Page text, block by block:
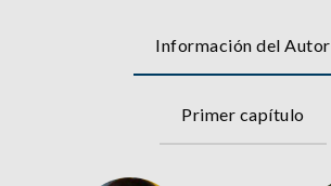
Información del Autor
Primer capítulo